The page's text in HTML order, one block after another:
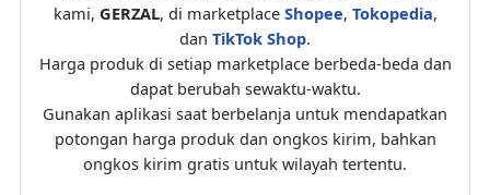
kami, GERZAL, di marketplace Shopee, Tokopedia,
dan TikTok Shop.
Harga produk di setiap marketplace berbeda-beda dan
dapat berubah sewaktu-waktu.
Gunakan aplikasi saat berbelanja untuk mendapatkan
potongan harga produk dan ongkos kirim, bahkan
ongkos kirim gratis untuk wilayah tertentu.